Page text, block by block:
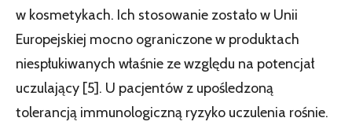
w kosmetykach. Ich stosowanie zostało w Unii
Europejskiej mocno ograniczone w produktach
niespłukiwanych właśnie ze względu na potencjał
uczulający [5]. U pacjentów z upośledzoną
tolerancją immunologiczną ryzyko uczulenia rośnie.